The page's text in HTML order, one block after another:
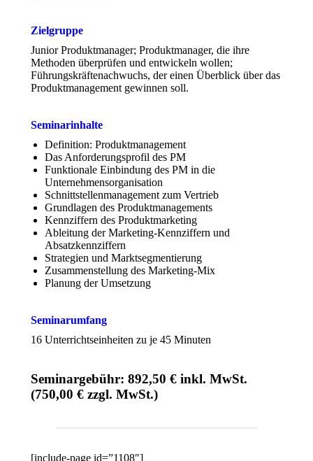
Zielgruppe
Junior Produktmanager; Produktmanager, die ihre
Methoden überprüfen und entwickeln wollen;
Führungskräftenachwuchs, der einen Überblick über das
Produktmanagement gewinnen soll.
Seminarinhalte
Definition: Produktmanagement
Das Anforderungsprofil des PM
Funktionale Einbindung des PM in die
Unternehmensorganisation
Schnittstellenmanagement zum Vertrieb
Grundlagen des Produktmanagements
Kennziffern des Produktmarketing
Ableitung der Marketing-Kennziffern und
Absatzkennziffern
Strategien und Marktsegmentierung
Zusammenstellung des Marketing-Mix
Planung der Umsetzung
Seminarumfang
16 Unterrichtseinheiten zu je 45 Minuten
Seminargebühr: 892,50 € inkl. MwSt.
(750,00 € zzgl. MwSt.)
[include-page id=”1108″]